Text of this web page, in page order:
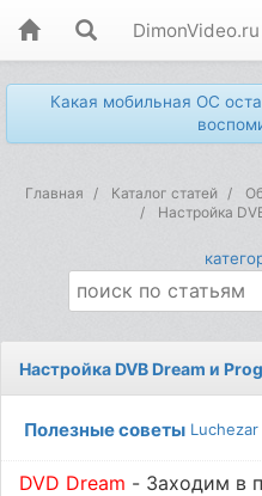
DimonVideo.ru
Какая мобильная ОС
Главная Каталог статей
Настройка
Настройка DVB Dream и
Полезные советы Luchezar
DVD Dream - Заходим в